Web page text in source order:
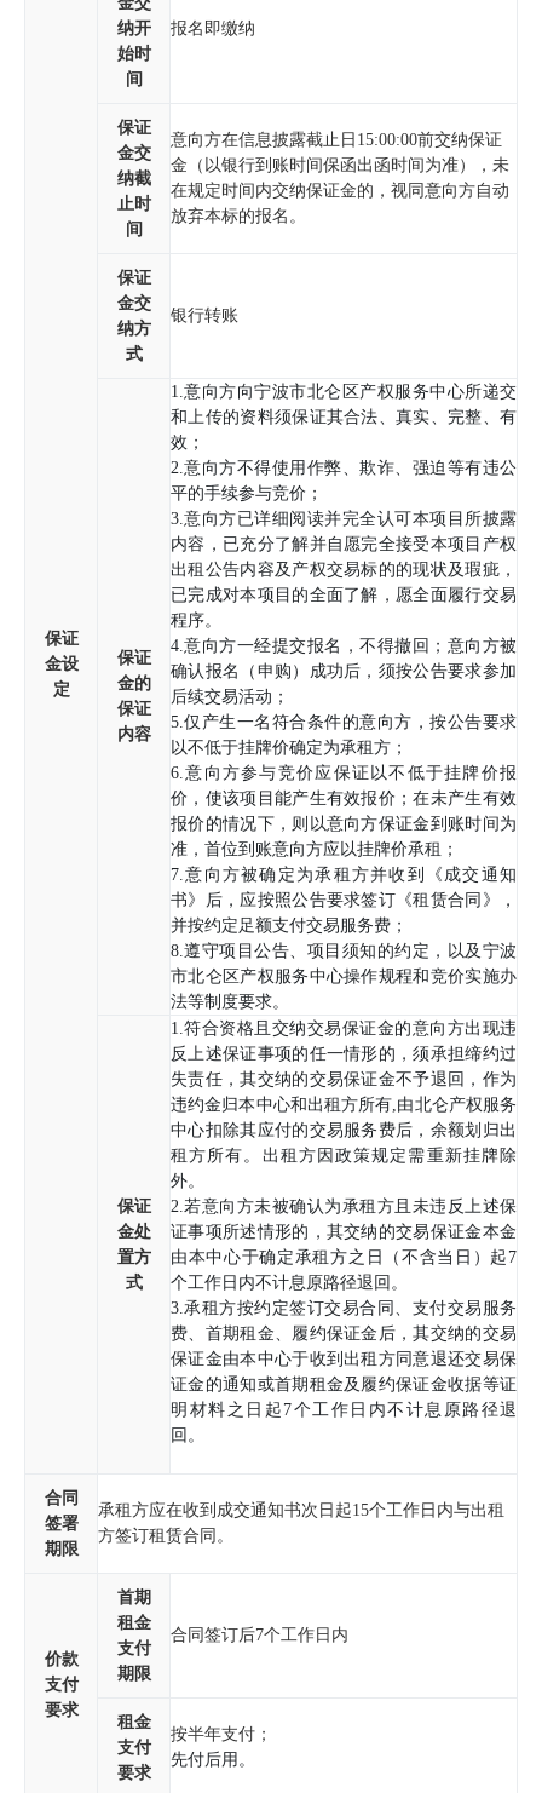
保证
金设
定
纳开
始时
间
报名即缴纳
保证
金交
纳截
止时
间
意向方在信息披露截止日 15:00:00前交纳保证
金（以银行到账时间保函出函时间为准），未
在规定时间内交纳保证金的，视同意向方自动
放弃本标的报名。
保证
金交
纳方
式
银行转账
保证
金的
保证
内容
1.意向方向宁波市北仑区产权服务中心所递交
和上传的资料须保证其合法、真实、完整、有
效；
2.意向方不得使用作弊、欺诈、强迫等有违公
平的手续参与竞价；
3.意向方已详细阅读并完全认可本项目所披露
内容，已充分了解并自愿完全接受本项目产权
出租公告内容及产权交易标的的现状及瑕疵，
已完成对本项目的全面了解，愿全面履行交易
程序。
4.意向方一经提交报名，不得撤回；意向方被
确认报名（申购）成功后，须按公告要求参加
后续交易活动；
5.仅产生一名符合条件的意向方，按公告要求
以不低于挂牌价确定为承租方；
6.意向方参与竞价应保证以不低于挂牌价报
价，使该项目能产生有效报价；在未产生有效
报价的情况下，则以意向方保证金到账时间为
准，首位到账意向方应以挂牌价承租；
7.意向方被确定为承租方并收到《成交通知
书》后，应按照公告要求签订《租赁合同》，
并按约定足额支付交易服务费；
8.遵守项目公告、项目须知的约定，以及宁波
市北仑区产权服务中心操作规程和竞价实施办
法等制度要求。
保证
金处
置方
式
1.符合资格且交纳交易保证金的意向方出现违
反上述保证事项的任一情形的，须承担缔约过
失责任，其交纳的交易保证金不予退回，作为
违约金归本中心和出租方所有,由北仑产权服务
中心扣除其应付的交易服务费后，余额划归出
租方所有。出租方因政策规定需重新挂牌除
外。
2.若意向方未被确认为承租方且未违反上述保
证事项所述情形的，其交纳的交易保证金本金
由本中心于确定承租方之日（不含当日）起7
个工作日内不计息原路径退回。
3.承租方按约定签订交易合同、支付交易服务
费、首期租金、履约保证金后，其交纳的交易
保证金由本中心于收到出租方同意退还交易保
证金的通知或首期租金及履约保证金收据等证
明材料之日起7个工作日内不计息原路径退
回。
合同
签署
期限
承租方应在收到成交通知书次日起15个工作日内与出租
方签订租赁合同。
价款
支付
要求
首期
租金
支付
期限
合同签订后7个工作日内
租金
支付
要求
按半年支付；
先付后用。